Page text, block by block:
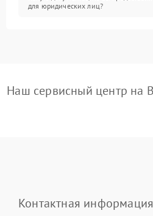
для юридических лиц?
Наш сервисный центр на
Контактная информация